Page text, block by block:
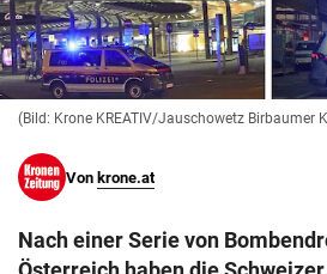
© Krone Multimedia GmbH & Co KG
Muthgasse 2, 1190 Wien
(Bild: Krone KREATIV/Jauschowetz Birbaumer
Von krone.at
Nach einer Serie von